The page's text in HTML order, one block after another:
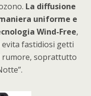
La diffusione
uniforme e
Wind-Free,
evita fastidiosi getti
rumore, soprattutto